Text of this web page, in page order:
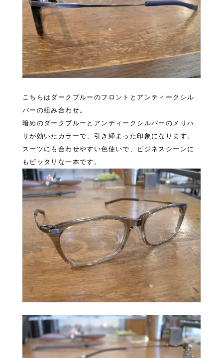
こちらはダークブルーのフロントとアンティークシル
バーの組み合わせ。
暗めのダークブルーとアンティークシルバーのメリハ
リが効いたカラーで、引き締まった印象になります。
スーツにも合わせやすい色使いで、ビジネスシーンに
もピッタリな一本です。